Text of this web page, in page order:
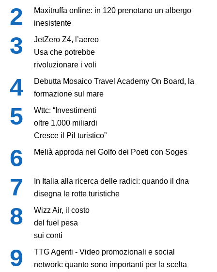
Maxitruffa online: in 120 prenotano un albergo
inesistente
JetZero Z4, l’aereo
Usa che potrebbe
rivoluzionare i voli
Debutta Mosaico Travel Academy On Board, la
formazione sul mare
Wttc: “Investimenti
oltre 1.000 miliardi
Cresce il Pil turistico”
Melià approda nel Golfo dei Poeti con Soges
In Italia alla ricerca delle radici: quando il dna
disegna le rotte turistiche
Wizz Air, il costo
del fuel pesa
sui conti
TTG Agenti - Video promozionali e social
network: quanto sono importanti per la scelta